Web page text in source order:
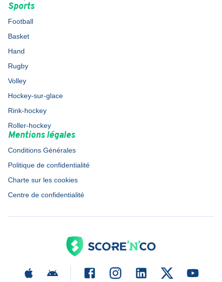
Sports
Football
Basket
Hand
Rugby
Volley
Hockey-sur-glace
Rink-hockey
Roller-hockey
Mentions légales
Conditions Générales
Politique de confidentialité
Charte sur les cookies
Centre de confidentialité